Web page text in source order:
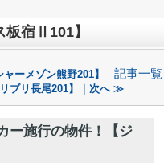
板宿Ⅱ101】
ーメゾン熊野201】 記事一覧
ブリ長尾201】｜次へ ≫
ー施行の物件！【ジ